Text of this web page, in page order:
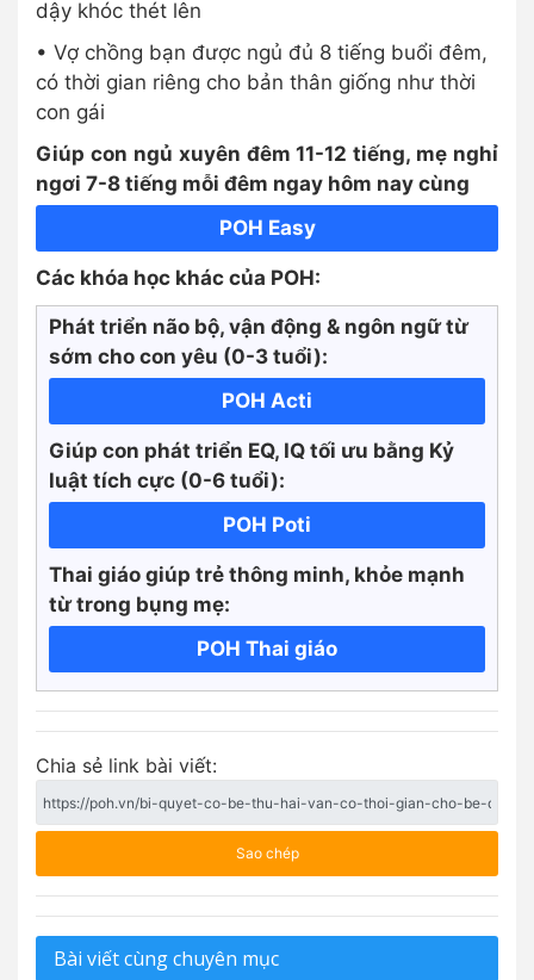
dậy khóc thét lên
• Vợ chồng bạn được ngủ đủ 8 tiếng buổi đêm,
có thời gian riêng cho bản thân giống như thời
con gái
Giúp con ngủ xuyên đêm 11-12 tiếng, mẹ nghỉ
ngơi 7-8 tiếng mỗi đêm ngay hôm nay cùng
POH Easy
Các khóa học khác của POH:
Phát triển não bộ, vận động & ngôn ngữ từ
sớm cho con yêu (0-3 tuổi):
POH Acti
Giúp con phát triển EQ, IQ tối ưu bằng Kỷ
luật tích cực (0-6 tuổi):
POH Poti
Thai giáo giúp trẻ thông minh, khỏe mạnh
từ trong bụng mẹ:
POH Thai giáo
Chia sẻ link bài viết:
Sao chép
Bài viết cùng chuyên mục